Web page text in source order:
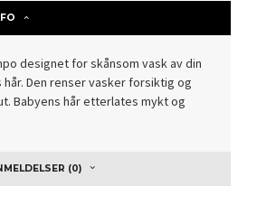
designet for skånsom vask av din
hår. Den renser vasker forsiktig og
Babyens hår etterlates mykt og
(0)